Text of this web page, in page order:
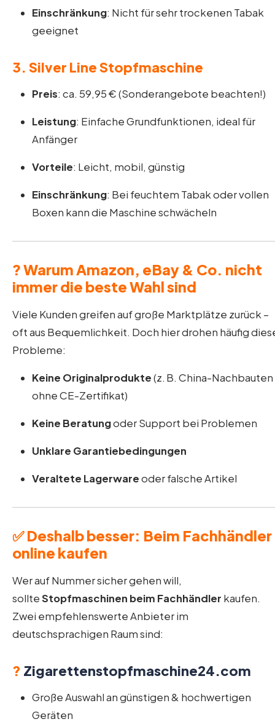
Einschränkung: Nicht für sehr trockenen Tabak
geeignet
3. Silver Line Stopfmaschine
Preis: ca. 59,95 € (Sonderangebote beachten!)
Leistung: Einfache Grundfunktionen, ideal für
Anfänger
Vorteile: Leicht, mobil, günstig
Einschränkung: Bei feuchtem Tabak oder vollen
Boxen kann die Maschine schwächeln
? Warum Amazon, eBay & Co. nicht
immer die beste Wahl sind
Viele Kunden greifen auf große Marktplätze zurück –
oft aus Bequemlichkeit. Doch hier drohen häufig
Probleme:
Keine Originalprodukte(z. B. China-Nachbauten
ohne CE-Zertifikat)
Keine Beratungoder Support bei Problemen
Unklare Garantiebedingungen
Veraltete Lagerwareoder falsche Artikel
✅ Deshalb besser: Beim Fachhändler
online kaufen
Wer auf Nummer sicher gehen will,
sollteStopfmaschinen beim Fachhändler kaufen.
Zwei empfehlenswerte Anbieter im
deutschsprachigen Raum sind:
? Zigarettenstopfmaschine24.com
Große Auswahl an günstigen & hochwertigen
Geräten